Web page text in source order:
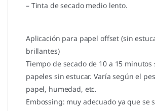
– Tinta de secado medio lento.
Aplicación para papel offset (sin
brillantes)
Tiempo de secado de 10 a 15 minutos
papeles sin estucar. Varía según el
papel, humedad, etc.
Embossing: muy adecuado ya que se